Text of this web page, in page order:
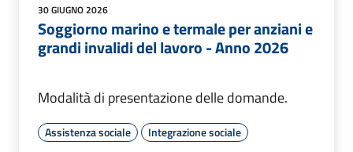
30 GIUGNO 2026
Soggiorno marino e termale per anziani e
grandi invalidi del lavoro - Anno 2026
Modalità di presentazione delle domande.
Assistenza sociale Integrazione sociale